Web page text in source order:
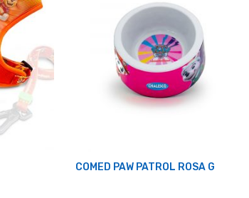
COMED PAW PATROL ROSA G